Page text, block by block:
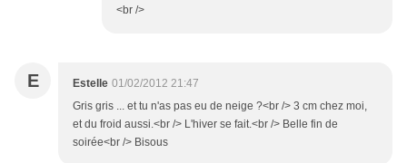
<br />
E Estelle 01/02/2012 21:47
Gris gris ... et tu n'as pas eu de neige ?<br /> 3 cm chez moi,
et du froid aussi.<br /> L'hiver se fait.<br /> Belle fin de
soirée<br /> Bisous